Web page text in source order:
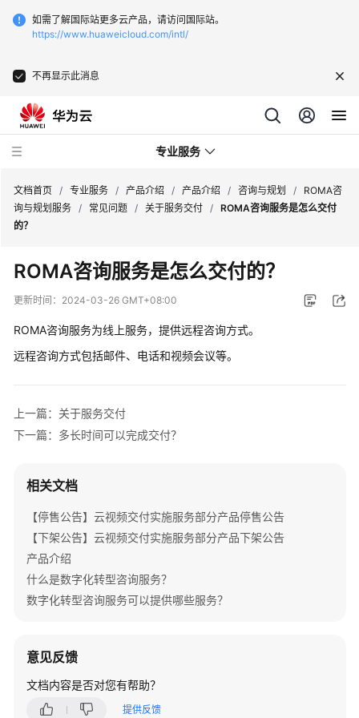
如需了解国际站更多云产品，请访问国际站。
https://www.huaweicloud.com/intl/
不再显示此消息
专业服务
公
告
产
品
介
产
品
咨
与
规
划
化
型
咨
文档首页 / 专业服务 / 产品介绍 / 产品介绍 / 咨询与规划 /
ROMA咨
询与规划服务 / 常见问题 / 关于服务交付 / ROMA咨询服务是怎么交付
的？
ROMA咨询服务是怎么交付的？
更新时间： 2024-03-26 GMT+08:00
ROMA咨询服务为线上服务，提供远程咨询方式。
远程咨询方式包括邮件、电话和视频会议等。
上一篇：关于服务交付
下一篇：多长时间可以完成交付？
相关文档
【停售公告】云视频交付实施服务部分产品停售公告
【下架公告】云视频交付实施服务部分产品下架公告
产品介绍
什么是数字化转型咨询服务？
数字化转型咨询服务可以提供哪些服务？
意见反馈
文档内容是否对您有帮助？
提供反馈